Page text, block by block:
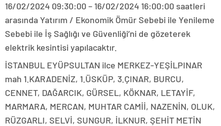
16/02/2024 09:30:00 – 16/02/2024 16:00:00 saatleri
arasında Yatırım / Ekonomik Ömür Sebebi ile Yenileme
Sebebi ile İş Sağlığı ve Güvenliği’ni de gözeterek
elektrik kesintisi yapılacaktır.
İSTANBUL EYÜPSULTAN ilce MERKEZ-YEŞİLPINAR
mah 1.KARADENİZ, 1.ÜSKÜP, 3.ÇINAR, BURCU,
CENNET, DAĞARCIK, GÜRSEL, KÖKNAR, LETAYİF,
MARMARA, MERCAN, MUHTAR CAMİİ, NAZENİN, OLUK,
RÜZGARLI, SELVİ, SUNGUR, İLKNUR, ŞEHİT METİN